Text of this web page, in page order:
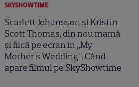
SKYSHOWTIME
Scarlett Johansson și Kristin
Scott Thomas, din nou mamă
și fiică pe ecran în „My
Mother's Wedding”. Când
apare filmul pe SkyShowtime